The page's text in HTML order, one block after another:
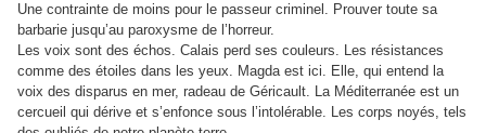
Une contrainte de moins pour le passeur criminel. Prouver toute sa
barbarie jusqu’au paroxysme de l’horreur.
Les voix sont des échos. Calais perd ses couleurs. Les résistances
comme des étoiles dans les yeux. Magda est ici. Elle, qui entend la
voix des disparus en mer, radeau de Géricault. La Méditerranée est un
cercueil qui dérive et s’enfonce sous l’intolérable. Les corps noyés, tels